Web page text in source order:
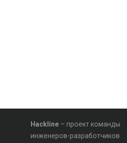
Hackline – проект команды
инженеров-разработчиков